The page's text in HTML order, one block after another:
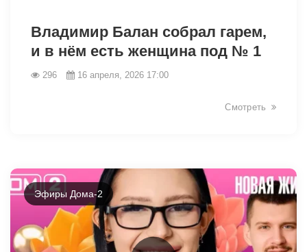
Владимир Балан собрал гарем,
и в нём есть женщина под № 1
296 16 апреля, 2026 17:00
Смотреть
Эфиры Дома-2